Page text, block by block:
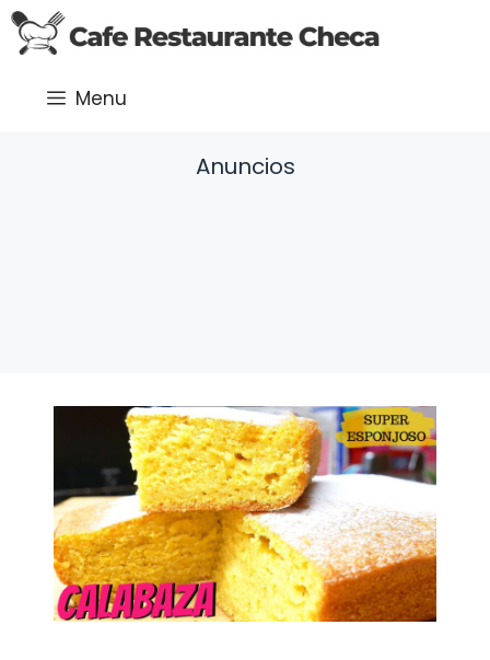
Saltar
al
Menu
Anuncios